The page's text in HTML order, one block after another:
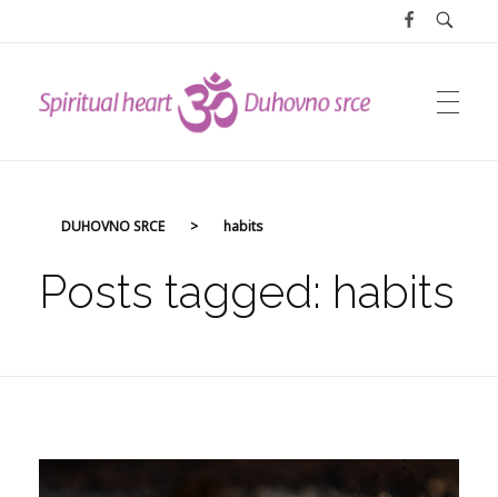
DUHOVNO SRCE > habits
Posts tagged: habits